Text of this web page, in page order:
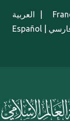
العربية
Español